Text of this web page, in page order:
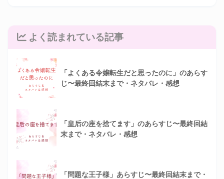
よく読まれている記事
「よくある令嬢転生だと思ったのに」のあらす
じ〜最終回結末まで・ネタバレ・感想
「皇后の座を捨てます」のあらすじ〜最終回結
末まで・ネタバレ・感想
「問題な王子様」あらすじ〜最終回結末まで・